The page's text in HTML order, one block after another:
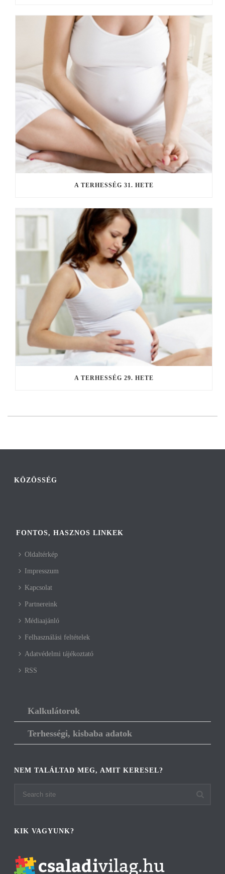
A TERHESSÉG 31. HETE
A TERHESSÉG 29. HETE
KÖZÖSSÉG
FONTOS, HASZNOS LINKEK
Oldaltérkép
Impresszum
Kapcsolat
Partnereink
Médiaajánló
Felhasználási feltételek
Adatvédelmi tájékoztató
RSS
Kalkulátorok
Terhességi, kisbaba adatok
NEM TALÁLTAD MEG, AMIT KERESEL?
KIK VAGYUNK?